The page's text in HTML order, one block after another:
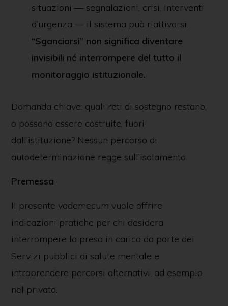
situazioni — segnalazioni, crisi, interventi
d’urgenza — il sistema può riattivarsi.
“Sganciarsi” non significa diventare
invisibili né interrompere del tutto il
monitoraggio istituzionale.
Domanda chiave: quali reti di sostegno restano,
o possono essere costruite, fuori
dall’istituzione? Nessun percorso di
autodeterminazione regge sull’isolamento.
Premessa
Il presente vademecum vuole offrire
indicazioni pratiche per chi desidera
interrompere la presa in carico da parte dei
Servizi pubblici di salute mentale e
intraprendere percorsi alternativi, ad esempio
nel privato.